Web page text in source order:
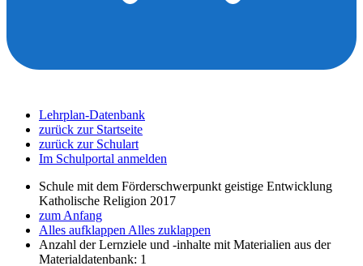
Lehrplan-Datenbank
zurück zur Startseite
zurück zur Schulart
Im Schulportal anmelden
Schule mit dem Förderschwerpunkt geistige Entwicklung
Katholische Religion 2017
zum Anfang
Alles aufklappen Alles zuklappen
Anzahl der Lernziele und -inhalte mit Materialien aus der
Materialdatenbank: 1